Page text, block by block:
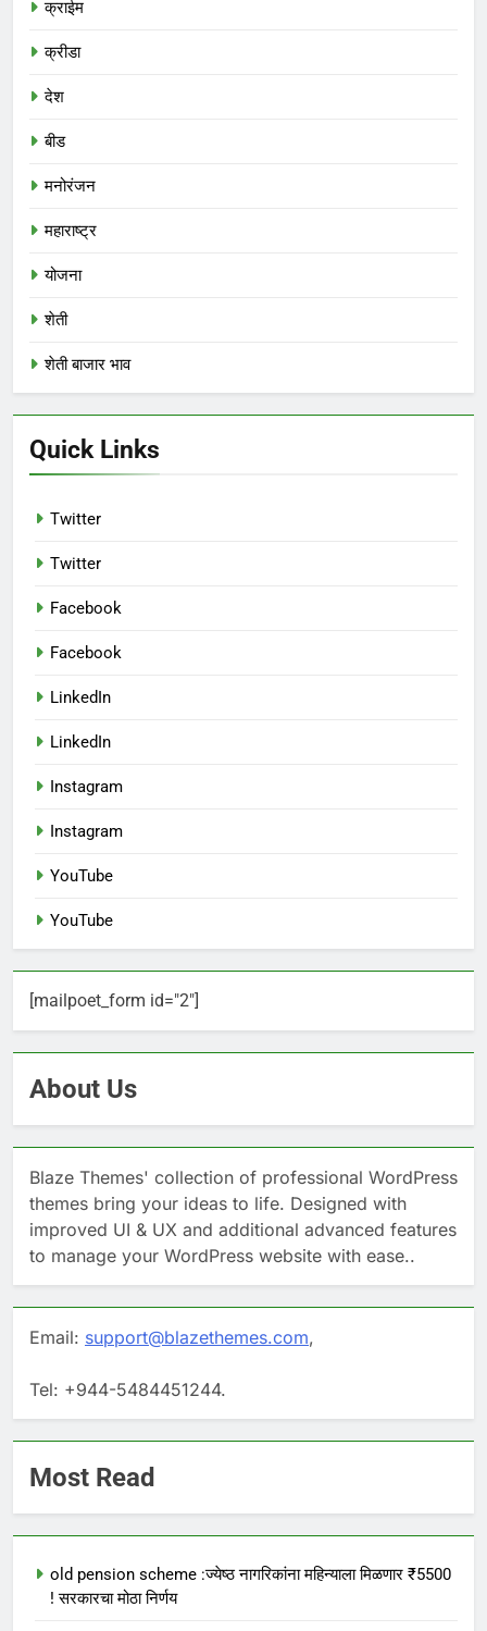
क्राईम
क्रीडा
देश
बीड
मनोरंजन
महाराष्ट्र
योजना
शेती
शेती बाजार भाव
Quick Links
Twitter
Twitter
Facebook
Facebook
LinkedIn
LinkedIn
Instagram
Instagram
YouTube
YouTube
[mailpoet_form id="2"]
About Us
Blaze Themes' collection of professional WordPress
themes bring your ideas to life. Designed with
improved UI & UX and additional advanced features
to manage your WordPress website with ease..
Email: support@blazethemes.com,
Tel: +944-5484451244.
Most Read
old pension scheme :ज्येष्ठ नागरिकांना महिन्याला मिळणार ₹5500
! सरकारचा मोठा निर्णय